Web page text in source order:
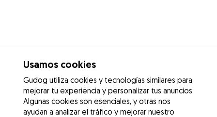
Usamos cookies
Gudog utiliza cookies y tecnologías similares para
mejorar tu experiencia y personalizar tus anuncios.
Algunas cookies son esenciales, y otras nos
ayudan a analizar el tráfico y mejorar nuestro